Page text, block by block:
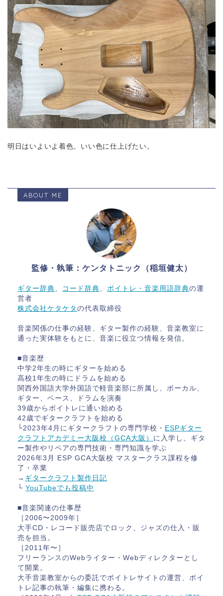
明日はいよいよ着色。いい色に仕上げたい。
ABOUT ME
監修・執筆：ケンタトニック（稲垣健太）
ギター辞典 コード辞典 ボイトレ・音楽用語辞典の運
営者
株式会社ケタケタ の代表取締役
音楽関係の仕事の経験、ギター製作の経験、音楽教室に
通った実体験をもとに、音楽に役立つ情報を発信。
■音楽歴
中学2年生の時にギターを始める
高校1年生の時にドラムを始める
関西外国語大学外国語で軽音楽部に所属し、ボーカル、
ギター、ベース、ドラムを演奏
39歳からボイトレに通い始める
42歳でギタークラフトを始める
└2023年4月にギタークラフトの専門学校・ ESPギター
クラフトアカデミー大阪校（GCA大阪） に入学し、ギタ
ー製作やリペアの専門技術・専門知識を学ぶ
2026年3月 ESP GCA大阪校 マスタークラス課程を修
了・卒業
→ ギタークラフト製作日記
└ YouTubeでも投稿中
■音楽関連の仕事歴
［2006〜2009年］
大手CD・レコード販売店でロック、ジャズの仕入・販
売を担当。
［2011年〜］
フリーランスのWebライター・Webディレクターとし
て開業。
大手音楽教室からの委託でボイトレサイトの運営、ボイ
トレ記事の執筆・編集に携わる。